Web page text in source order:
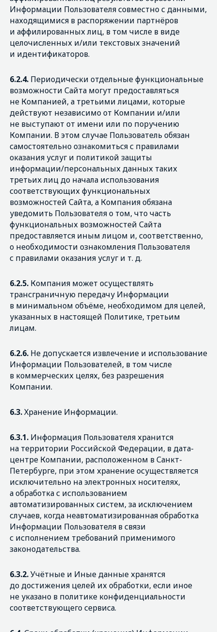
Информации Пользователя совместно с данными,
находящимися в распоряжении партнёров
и аффилированных лиц, в том числе в виде
целочисленных и/или текстовых значений
и идентификаторов.
6.2.4. Периодически отдельные функциональные
возможности Сайта могут предоставляться
не Компанией, а третьими лицами, которые
действуют независимо от Компании и/или
не выступают от имени или по поручению
Компании. В этом случае Пользователь обязан
самостоятельно ознакомиться с правилами
оказания услуг и политикой защиты
информации/персональных данных таких
третьих лиц до начала использования
соответствующих функциональных
возможностей Сайта, а Компания обязана
уведомить Пользователя о том, что часть
функциональных возможностей Сайта
предоставляется иным лицом и, соответственно,
о необходимости ознакомления Пользователя
с правилами оказания услуг и т. д.
6.2.5. Компания может осуществлять
трансграничную передачу Информации
в минимальном объёме, необходимом для целей,
указанных в настоящей Политике, третьим
лицам.
6.2.6. Не допускается извлечение и использование
Информации Пользователей, в том числе
в коммерческих целях, без разрешения
Компании.
6.3.Хранение Информации.
6.3.1. Информация Пользователя хранится
на территории Российской Федерации, в дата-
центре Компании, расположенном в Санкт-
Петербурге, при этом хранение осуществляется
исключительно на электронных носителях,
а обработка с использованием
автоматизированных систем, за исключением
случаев, когда неавтоматизированная обработка
Информации Пользователя в связи
с исполнением требований применимого
законодательства.
6.3.2.Учётные и Иные данные хранятся
до достижения целей их обработки, если иное
не указано в политике конфиденциальности
соответствующего сервиса.